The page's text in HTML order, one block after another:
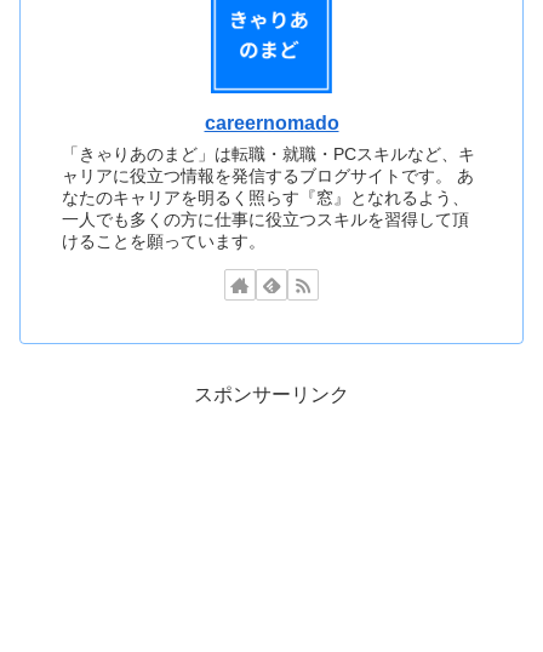
careernomado
「きゃりあのまど」は転職・就職・PCスキルなど、キ
ャリアに役立つ情報を発信するブログサイトです。 あ
なたのキャリアを明るく照らす『窓』となれるよう、
一人でも多くの方に仕事に役立つスキルを習得して頂
けることを願っています。
スポンサーリンク